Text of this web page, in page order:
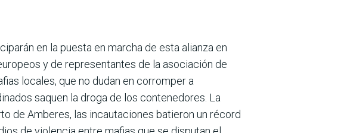
en la puesta en marcha de esta alianza en
y de representantes de la asociación de
locales, que no dudan en corromper a
saquen la droga de los contenedores. La
de Amberes, las incautaciones batieron un récord